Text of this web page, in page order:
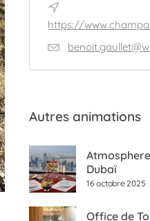
https://
Autres animations
Dubaï
16 octobre 2025
Office de